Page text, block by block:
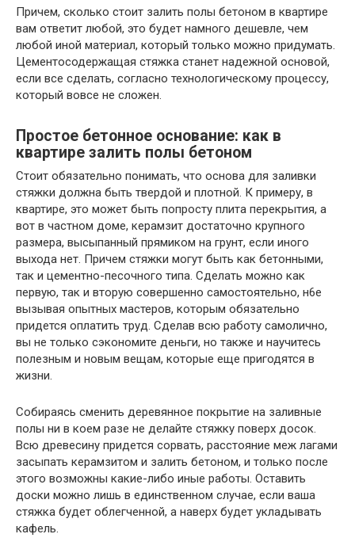
Причем, сколько стоит залить полы бетоном в квартире
вам ответит любой, это будет намного дешевле, чем
любой иной материал, который только можно придумать.
Цементосодержащая стяжка станет надежной основой,
если все сделать, согласно технологическому процессу,
который вовсе не сложен.
Простое бетонное основание: как в
квартире залить полы бетоном
Стоит обязательно понимать, что основа для заливки
стяжки должна быть твердой и плотной. К примеру, в
квартире, это может быть попросту плита перекрытия, а
вот в частном доме, керамзит достаточно крупного
размера, высыпанный прямиком на грунт, если иного
выхода нет. Причем стяжки могут быть как бетонными,
так и цементно-песочного типа. Сделать можно как
первую, так и вторую совершенно самостоятельно, н6е
вызывая опытных мастеров, которым обязательно
придется оплатить труд. Сделав всю работу самолично,
вы не только сэкономите деньги, но также и научитесь
полезным и новым вещам, которые еще пригодятся в
жизни.
Собираясь сменить деревянное покрытие на заливные
полы ни в коем разе не делайте стяжку поверх досок.
Всю древесину придется сорвать, расстояние меж лагами
засыпать керамзитом и залить бетоном, и только после
этого возможны какие-либо иные работы. Оставить
доски можно лишь в единственном случае, если ваша
стяжка будет облегченной, а наверх будет укладывать
кафель.